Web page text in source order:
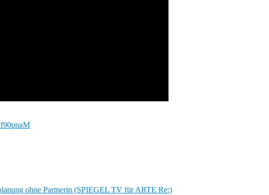
ohne Partnerin (SPIEGEL TV für ARTE Re:)